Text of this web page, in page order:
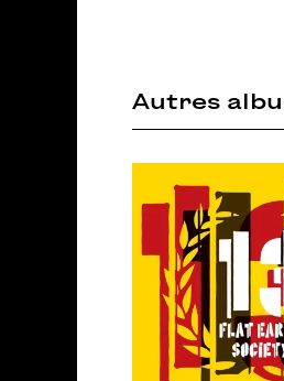
Autres